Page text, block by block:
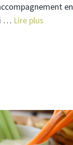
en
… Lire plus